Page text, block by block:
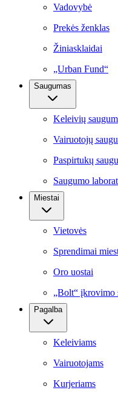
Vadovybė
Prekės ženklas
Žiniasklaidai
„Urban Fund“
Saugumas
Keleivių
Vairuotojų
Paspirtukų
Saugumo
Miestai
Vietovės
Sprendimai
Oro uostai
„Bolt“ įkrovimo
Pagalba
Keleiviams
Vairuotojams
Kurjeriams